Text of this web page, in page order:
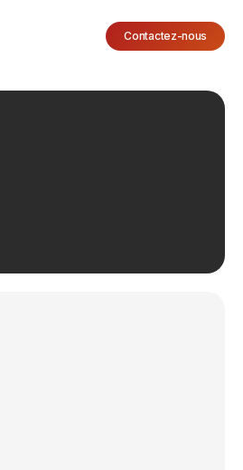
Contactez-nous